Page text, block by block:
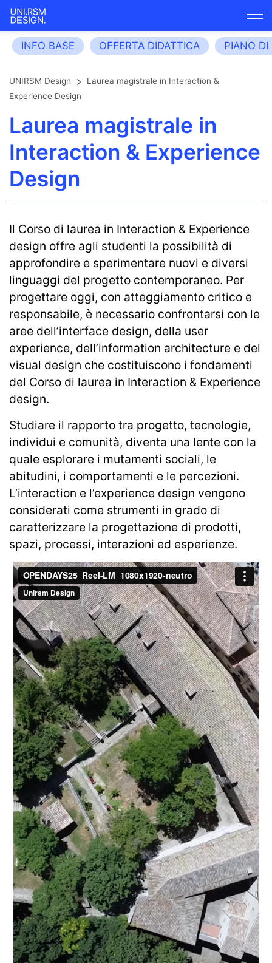
INFO BASE OFFERTA DIDATTICA PIANO
UNIRSM Design
Laurea magistrale in Interaction &
Experience Design
Laurea magistrale in
Interaction & Experience
Design
Il Corso di laurea in Interaction & Experience
design offre agli studenti la possibilità di
approfondire e sperimentare nuovi e diversi
linguaggi del progetto contemporaneo. Per
progettare oggi, con atteggiamento critico e
responsabile, è necessario confrontarsi con le
aree dell’interface design, della user
experience, dell’information architecture e del
visual design che costituiscono i fondamenti
del Corso di laurea in Interaction & Experience
design.
Studiare il rapporto tra progetto, tecnologie,
individui e comunità, diventa una lente con la
quale esplorare i mutamenti sociali, le
abitudini, i comportamenti e le percezioni.
L’interaction e l’experience design vengono
considerati come strumenti in grado di
caratterizzare la progettazione di prodotti,
spazi, processi, interazioni ed esperienze.